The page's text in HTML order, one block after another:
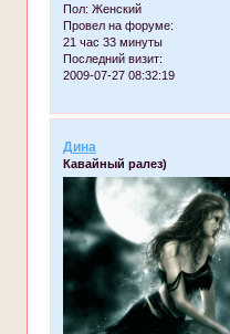
Пол: Женский
Провел на форуме:
21 час 33 минуты
Последний визит:
2009-07-27 08:32:19
Дина
Кавайный ралез)